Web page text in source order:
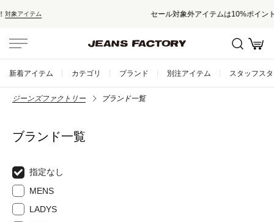
セール対象外アイテムは10%ポイント還元！
新着アイテム カテゴリ ブランド 別注アイテム スタッフス
ジーンズファクトリー ブランド一覧
ブランド一覧
指定なし
MENS
LADYS